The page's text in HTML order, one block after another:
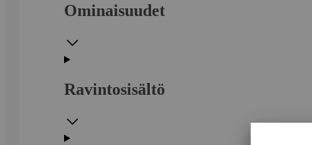
Ominaisuudet
Ravintosisältö